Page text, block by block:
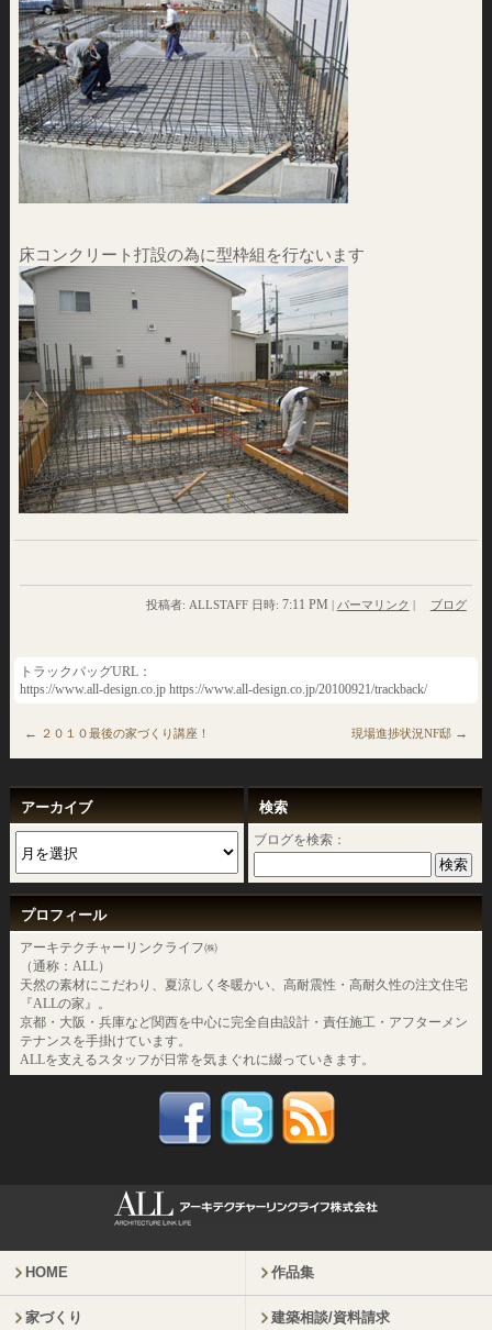
床コンクリート打設の為に型枠組を行ないます
投稿者: ALLSTAFF 日時: 7:11 PM | パーマリンク | ブログ
トラックバッグURL：
https://www.all-design.co.jp https://www.all-design.co.jp/20100921/trackback/
← ２０１０最後の家づくり講座！ 現場進捗状況NF邸 →
アーカイブ 検索
ブログを検索：
プロフィール
アーキテクチャーリンクライフ㈱
（通称：ALL）
天然の素材にこだわり、夏涼しく冬暖かい、高耐震性・高耐久性の注文住宅
『ALLの家』。
京都・大阪・兵庫など関西を中心に完全自由設計・責任施工・アフターメン
テナンスを手掛けています。
ALLを支えるスタッフが日常を気まぐれに綴っていきます。
HOME 作品集
家づくり 建築相談/資料請求